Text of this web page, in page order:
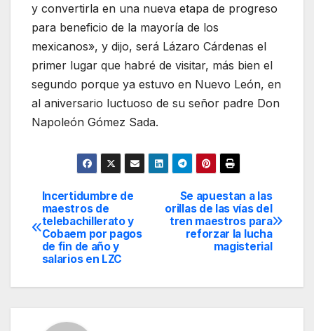
y convertirla en una nueva etapa de progreso
para beneficio de la mayoría de los
mexicanos», y dijo, será Lázaro Cárdenas el
primer lugar que habré de visitar, más bien el
segundo porque ya estuvo en Nuevo León, en
al aniversario luctuoso de su señor padre Don
Napoleón Gómez Sada.
Navegación
de
entradas
Se apuestan a las
orillas de las vías del
tren maestros para
reforzar la lucha
magisterial
Incertidumbre de
maestros de
telebachillerato y
Cobaem por pagos
de fin de año y
salarios en LZC